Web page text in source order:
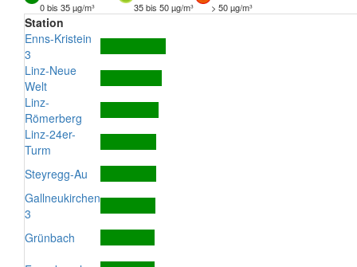
0 bis 35 µg/m³
35 bis 50 µg/m³ > 50 µg/m³
Station
Enns-Kristein
3
Linz-Neue
Welt
Linz-
Römerberg
Linz-24er-
Turm
Steyregg-Au
Gallneukirchen
3
Grünbach